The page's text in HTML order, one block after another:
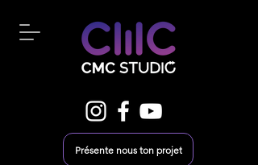
Présente nous ton projet